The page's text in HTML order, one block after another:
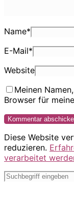
Name*
E-Mail*
Website
Meinen
Browser für
Diese Website
reduzieren.
verarbeitet